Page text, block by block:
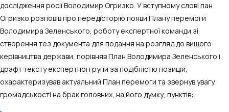
дослідження росії Володимир Огризко. У вступному слові пан
Огризко розповів про передісторію появи Плану перемоги
Володимира Зеленського, роботу експертної команди зі
створення тез документа для подання на розгляд до вищого
керівництва держави, порівняв План Володимира Зеленського і
драфт тексту експертної групи за подібністю позицій,
охарактеризував актуальний План перемоги та звернув увагу
громадськості на брак головних, на його думку, пунктів: